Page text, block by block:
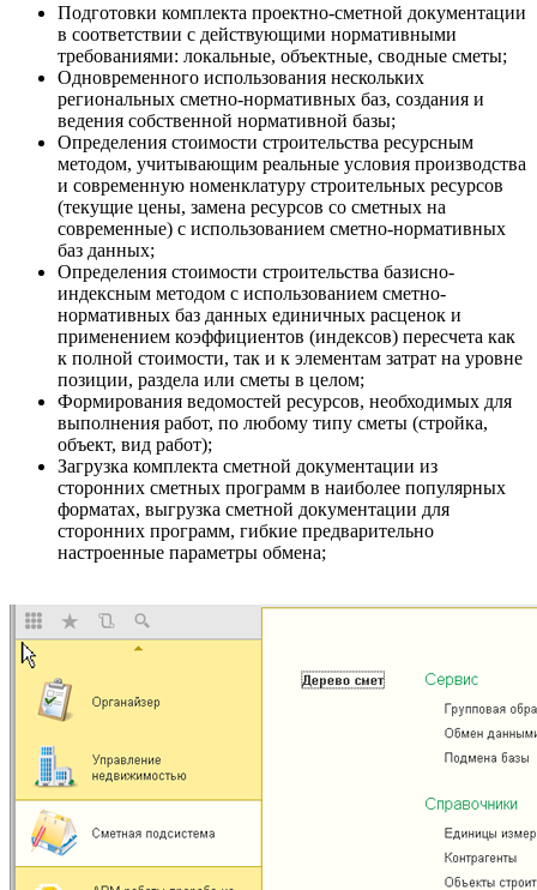
Подготовки комплекта проектно-сметной документации
в соответствии с действующими нормативными
требованиями: локальные, объектные, сводные сметы;
Одновременного использования нескольких
региональных сметно-нормативных баз, создания и
ведения собственной нормативной базы;
Определения стоимости строительства ресурсным
методом, учитывающим реальные условия производства
и современную номенклатуру строительных ресурсов
(текущие цены, замена ресурсов со сметных на
современные) с использованием сметно-нормативных
баз данных;
Определения стоимости строительства базисно-
индексным методом с использованием сметно-
нормативных баз данных единичных расценок и
применением коэффициентов (индексов) пересчета как
к полной стоимости, так и к элементам затрат на уровне
позиции, раздела или сметы в целом;
Формирования ведомостей ресурсов, необходимых для
выполнения работ, по любому типу сметы (стройка,
объект, вид работ);
Загрузка комплекта сметной документации из
сторонних сметных программ в наиболее популярных
форматах, выгрузка сметной документации для
сторонних программ, гибкие предварительно
настроенные параметры обмена;